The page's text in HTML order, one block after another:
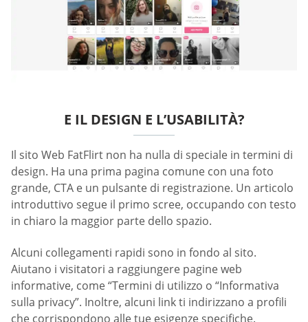
E IL DESIGN E L’USABILITÀ?
Il sito Web FatFlirt non ha nulla di speciale in termini di
design. Ha una prima pagina comune con una foto
grande, CTA e un pulsante di registrazione. Un articolo
introduttivo segue il primo scree, occupando con testo
in chiaro la maggior parte dello spazio.
Alcuni collegamenti rapidi sono in fondo al sito.
Aiutano i visitatori a raggiungere pagine web
informative, come “Termini di utilizzo o “Informativa
sulla privacy”. Inoltre, alcuni link ti indirizzano a profili
che corrispondono alle tue esigenze specifiche.